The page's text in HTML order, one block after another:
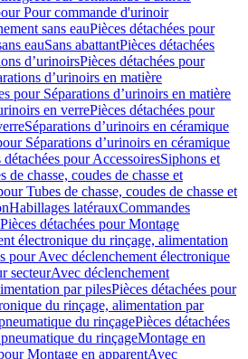
Pour commande d'urinoir
sans eauPièces détachées pour
eauSans abattantPièces détachées
d’urinoirsPièces détachées pour
d’urinoirs en matière
pour Séparations d’urinoirs en matière
en verrePièces détachées pour
Séparations d’urinoirs en céramique
Séparations d’urinoirs en céramique
détachées pour AccessoiresSiphons et
de chasse, coudes de chasse et
Tubes de chasse, coudes de chasse et
Habillages latérauxCommandes
Pièces détachées pour Montage
électronique du rinçage, alimentation
pour Avec déclenchement électronique
secteurAvec déclenchement
par pilesPièces détachées pour
du rinçage, alimentation par
du rinçagePièces détachées
du rinçageMontage en
Montage en apparentAvec